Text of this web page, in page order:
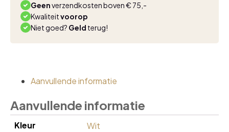
Geenverzendkosten boven € 75,-
Kwaliteitvoorop
Niet goed? Geld terug!
Aanvullende informatie
Aanvullende informatie
Kleur
Wit